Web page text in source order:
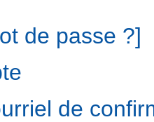
de passe ?]
de